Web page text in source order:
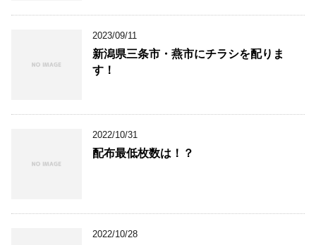
2023/09/11
新潟県三条市・燕市にチラシを配りま
す！
2022/10/31
配布最低枚数は！？
2022/10/28